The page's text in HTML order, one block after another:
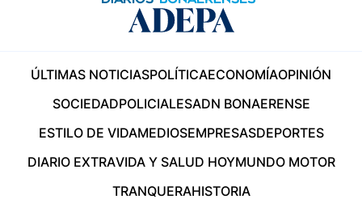
ÚLTIMAS NOTICIASPOLÍTICAECONOMÍAOPINIÓN
SOCIEDADPOLICIALESADN BONAERENSE
ESTILO DE VIDAMEDIOSEMPRESASDEPORTES
DIARIO EXTRAVIDA Y SALUD HOYMUNDO MOTOR
TRANQUERAHISTORIA